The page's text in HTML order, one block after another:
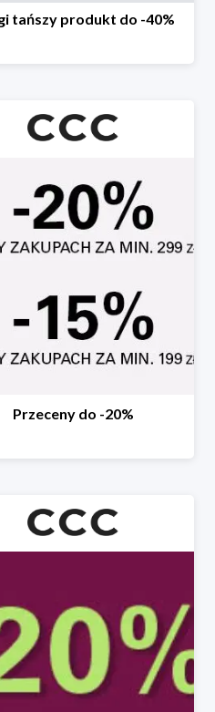
tańszy produkt do -40%
Przeceny do -20%